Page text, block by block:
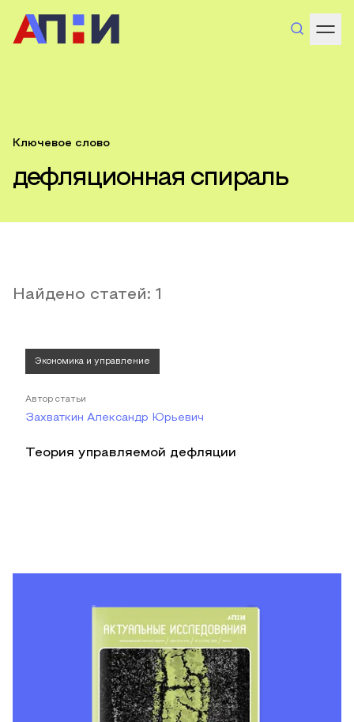
Ключевое слово
дефляционная спираль
Найдено статей: 1
Экономика и управление
Автор статьи
Захваткин Александр Юрьевич
Теория управляемой дефляции